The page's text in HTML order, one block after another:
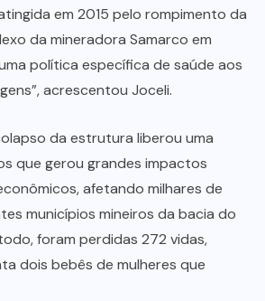
em 2015 pelo rompimento da
da mineradora Samarco em
política específica de saúde aos
acrescentou Joceli.
da estrutura liberou uma
que gerou grandes impactos
afetando milhares de
municípios mineiros da bacia do
foram perdidas 272 vidas,
dois bebês de mulheres que